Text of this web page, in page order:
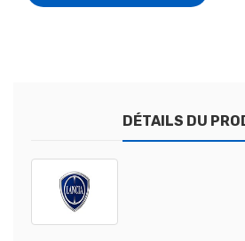
DÉTAILS DU